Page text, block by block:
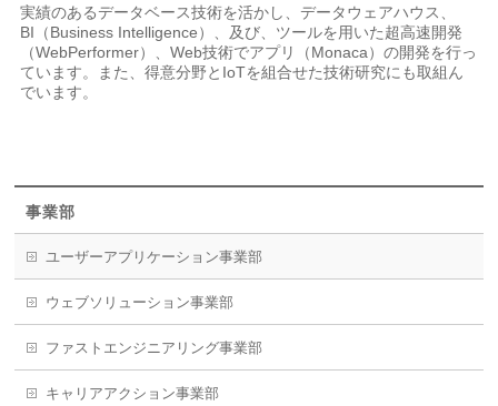
実績のあるデータベース技術を活かし、データウェアハウス、
BI（Business Intelligence）、及び、ツールを用いた超高速開発
（WebPerformer）、Web技術でアプリ（Monaca）の開発を行っ
ています。また、得意分野とIoTを組合せた技術研究にも取組ん
でいます。
事業部
ユーザーアプリケーション事業部
ウェブソリューション事業部
ファストエンジニアリング事業部
キャリアアクション事業部